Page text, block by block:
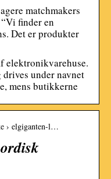
matchmakers
finder en
Det er produkter
elektronikvarehuse.
under navnet
mens butikkerne
› elgiganten-l…